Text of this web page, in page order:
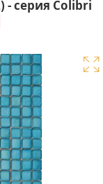
- серия Colibri